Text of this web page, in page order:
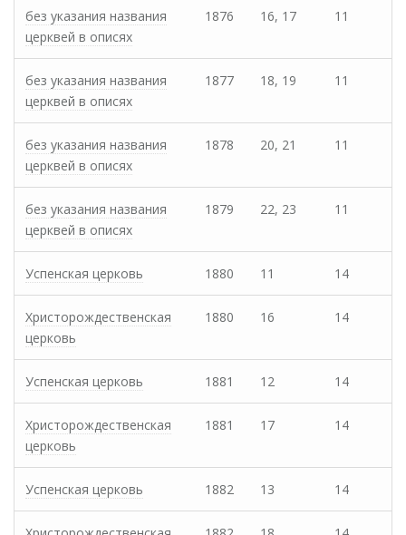
без указания названия
церквей в описях
1876 16, 17 11
без указания названия
церквей в описях
1877 18, 19 11
без указания названия
церквей в описях
1878 20, 21 11
без указания названия
церквей в описях
1879 22, 23 11
Успенская церковь 1880 11 14
Христорождественская
церковь
1880 16 14
Успенская церковь 1881 12 14
Христорождественская
церковь
1881 17 14
Успенская церковь 1882 13 14